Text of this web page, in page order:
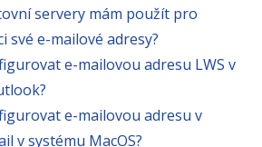
servery mám použít pro
své e-mailové adresy?
e-mailovou adresu LWS v
e-mailovou adresu v
v systému MacOS?